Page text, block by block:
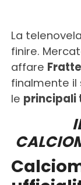
La telenovela
finire.
affare
finalmente il
le